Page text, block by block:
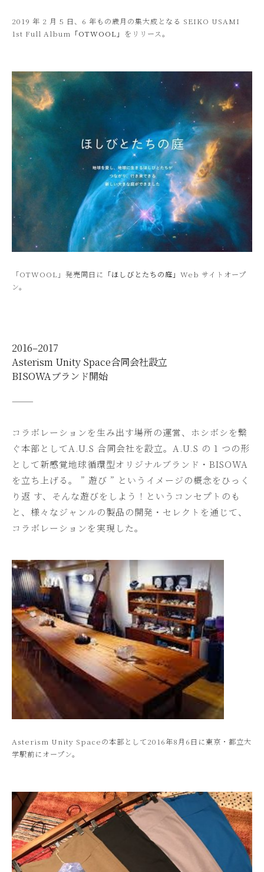
2019 年 2 月 5 日、6 年もの歳月の集大成となる SEIKO USAMI
1st Full Album 「OTWOOL」 をリリース。
「OTWOOL」発売同日に 「ほしびとたちの庭」 Web サイトオープ
ン。
2016–2017
Asterism Unity Space合同会社設立
BISOWAブランド開始
———
コラボレーションを生み出す場所の運営、ホシボシを繋
ぐ本部としてA.U.S 合同会社を設立。A.U.S の 1 つの形
として新感覚地球循環型オリジナルブランド・BISOWA
を立ち上げる。 ” 遊び ” というイメージの概念をひっく
り返 す、そんな遊びをしよう！というコンセプトのも
と、様々なジャンルの製品の開発・セレクトを通じて、
コラボレーションを実現した。
Asterism Unity Spaceの本部として2016年8月6日に東京・都立大
学駅前にオープン。